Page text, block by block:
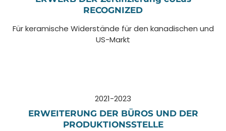
RECOGNIZED
Für keramische Widerstände für den kanadischen und
US-Markt
2021-2023
ERWEITERUNG DER BÜROS UND DER
PRODUKTIONSSTELLE